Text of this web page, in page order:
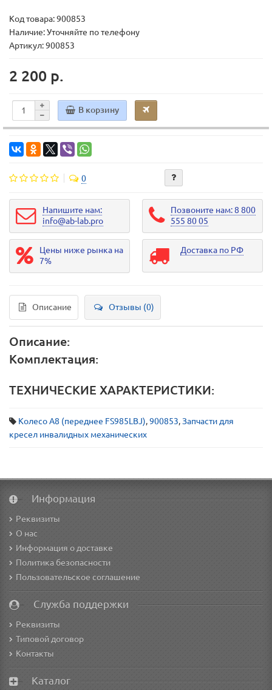
Код товара:900853
Наличие: Уточняйте по телефону
Артикул: 900853
2 200 р.
В корзину
0
Напишите нам:
info@ab-lab.pro
Позвоните нам: 8 800
555 80 05
Цены ниже рынка на
7%
Доставка по РФ
Описание Отзывы (0)
Описание:
Комплектация:
ТЕХНИЧЕСКИЕ ХАРАКТЕРИСТИКИ:
Колесо A8 (переднее FS985LBJ),900853,Запчасти для
кресел инвалидных механических
Информация
Реквизиты
О нас
Информация о доставке
Политика безопасности
Пользовательское соглашение
Служба поддержки
Реквизиты
Типовой договор
Контакты
Каталог